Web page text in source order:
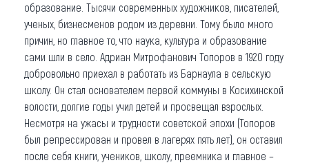
образование. Тысячи современных художников, писателей,
ученых, бизнесменов родом из деревни. Тому было много
причин, но главное то, что наука, культура и образование
сами шли в село. Адриан Митрофанович Топоров в 1920 году
добровольно приехал в работать из Барнаула в сельскую
школу. Он стал основателем первой коммуны в Косихинской
волости, долгие годы учил детей и просвещал взрослых.
Несмотря на ужасы и трудности советской эпохи (Топоров
был репрессирован и провел в лагерях пять лет), он оставил
после себя книги, учеников, школу, преемника и главное –